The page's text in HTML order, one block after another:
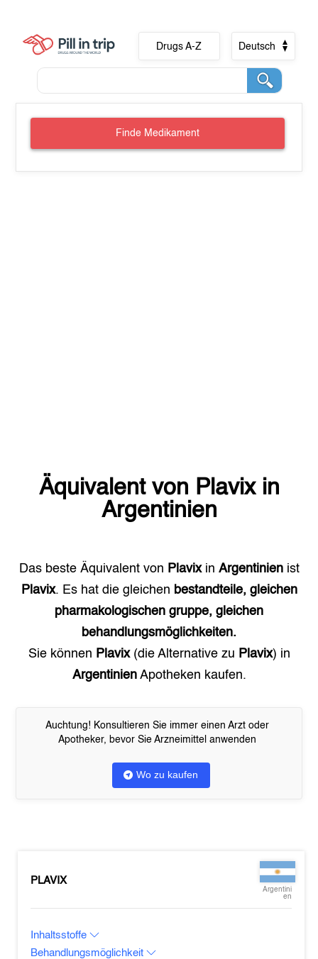
Drugs A-Z Deutsch
Finde Medikament
Äquivalent von Plavixin
Argentinien
Das beste Äquivalent von Plavixin Argentinienist
Plavix. Es hat die gleichen bestandteile, gleichen
pharmakologischen gruppe, gleichen
behandlungsmöglichkeiten.
Sie können Plavix(die Alternative zu Plavix) in
ArgentinienApotheken kaufen.
Auchtung! Konsultieren Sie immer einen Arzt oder
Apotheker, bevor Sie Arzneimittel anwenden
Wo zu kaufen
PLAVIX
Argentini
en
Inhaltsstoffe
Behandlungsmöglichkeit